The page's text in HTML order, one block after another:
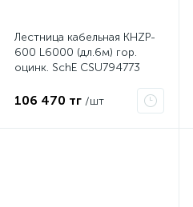
Лестница кабельная KHZP-
600 L6000 (дл.6м) гор.
оцинк. SchE CSU794773
106 470 тг /шт